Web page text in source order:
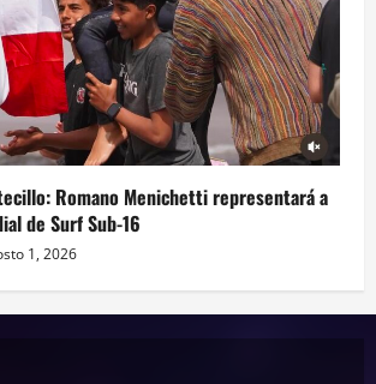
Romano Menichetti representará a
de Surf Sub-16
1, 2026